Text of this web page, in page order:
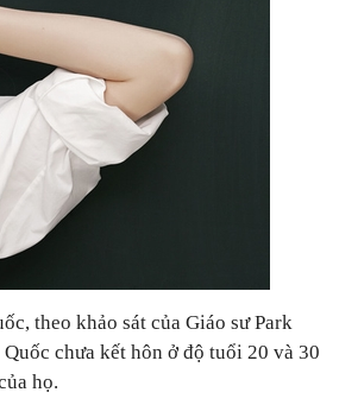
theo khảo sát của Giáo sư Park
chưa kết hôn ở độ tuổi 20 và 30
họ.